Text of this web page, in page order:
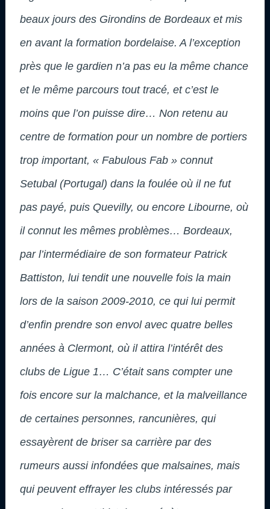
beaux jours des Girondins de Bordeaux et mis
en avant la formation bordelaise. A l’exception
près que le gardien n’a pas eu la même chance
et le même parcours tout tracé, et c’est le
moins que l’on puisse dire… Non retenu au
centre de formation pour un nombre de portiers
trop important, « Fabulous Fab » connut
Setubal (Portugal) dans la foulée où il ne fut
pas payé, puis Quevilly, ou encore Libourne, où
il connut les mêmes problèmes… Bordeaux,
par l’intermédiaire de son formateur Patrick
Battiston, lui tendit une nouvelle fois la main
lors de la saison 2009-2010, ce qui lui permit
d’enfin prendre son envol avec quatre belles
années à Clermont, où il attira l’intérêt des
clubs de Ligue 1… C’était sans compter une
fois encore sur la malchance, et la malveillance
de certaines personnes, rancunières, qui
essayèrent de briser sa carrière par des
rumeurs aussi infondées que malsaines, mais
qui peuvent effrayer les clubs intéressés par